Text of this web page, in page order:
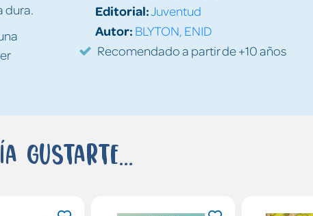
dura.
Editorial:Juventud
Autor: BLYTON, ENID
Recomendado a partir de +10 años
gustarte...